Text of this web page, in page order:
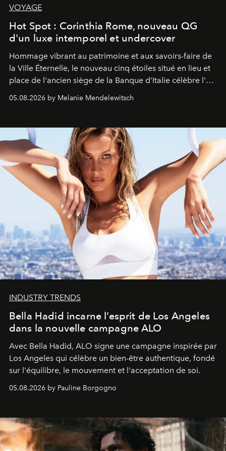
VOYAGE
Hot Spot : Corinthia Rome, nouveau QG
d'un luxe intemporel et undercover
Hommage vibrant au patrimoine et aux savoirs-faire de
la Ville Éternelle, le nouveau cinq étoiles situé en lieu et
place de l'ancien siège de la Banque d'Italie célèbre l'art
05.08.2026 by Melanie Mendelewitsch
INDUSTRY TRENDS
Bella Hadid incarne l’esprit de Los Angeles
dans la nouvelle campagne ALO
Avec Bella Hadid, ALO signe une campagne inspirée par
Los Angeles qui célèbre un bien-être authentique, fondé
sur l'équilibre, le mouvement et l'acceptation de soi.
05.08.2026 by Pauline Borgogno